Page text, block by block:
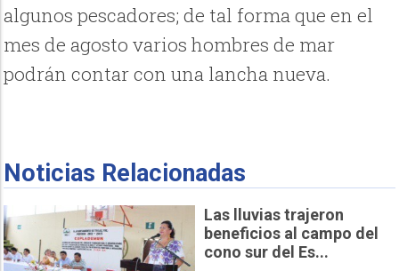
algunos pescadores; de tal forma que en el
mes de agosto varios hombres de mar
podrán contar con una lancha nueva.
Noticias Relacionadas
Las lluvias trajeron
beneficios al campo del
cono sur del Es...